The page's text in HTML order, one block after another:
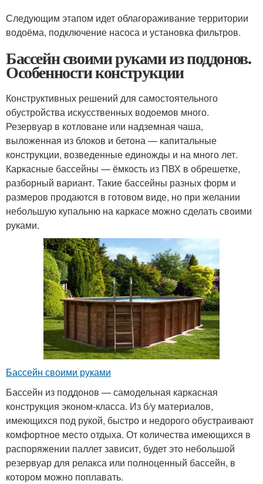
Следующим этапом идет облагораживание территории
водоёма, подключение насоса и установка фильтров.
Бассейн своими руками из поддонов.
Особенности конструкции
Конструктивных решений для самостоятельного
обустройства искусственных водоемов много.
Резервуар в котловане или надземная чаша,
выложенная из блоков и бетона — капитальные
конструкции, возведенные единожды и на много лет.
Каркасные бассейны — ёмкость из ПВХ в обрешетке,
разборный вариант. Такие бассейны разных форм и
размеров продаются в готовом виде, но при желании
небольшую купальню на каркасе можно сделать своими
руками.
Бассейн своими руками
Бассейн из поддонов — самодельная каркасная
конструкция эконом-класса. Из б/у материалов,
имеющихся под рукой, быстро и недорого обустраивают
комфортное место отдыха. От количества имеющихся в
распоряжении паллет зависит, будет это небольшой
резервуар для релакса или полноценный бассейн, в
котором можно поплавать.